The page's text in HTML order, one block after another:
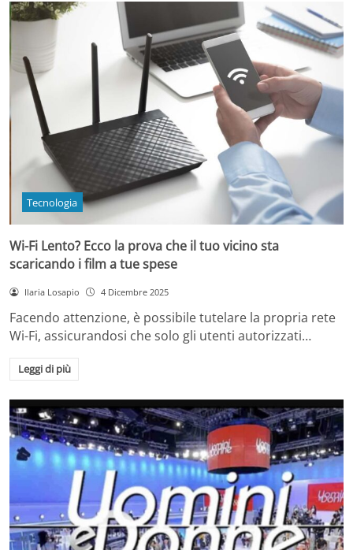
Tecnologia
Wi-Fi Lento? Ecco la prova che il tuo vicino sta
scaricando i film a tue spese
Ilaria Losapio 4 Dicembre 2025
Facendo attenzione, è possibile tutelare la propria rete
Wi-Fi, assicurandosi che solo gli utenti autorizzati…
Leggi di più